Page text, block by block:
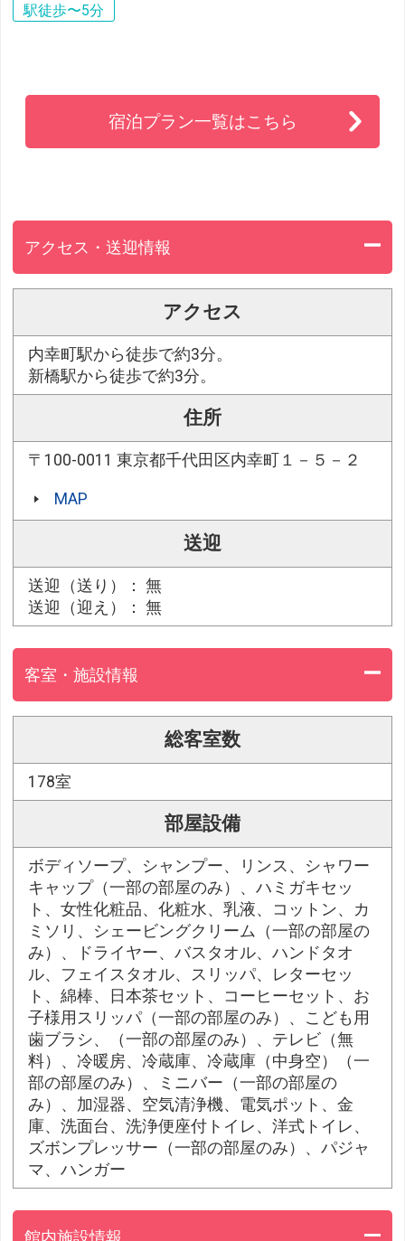
駅徒歩〜5分
宿泊プラン一覧はこちら
アクセス・送迎情報
アクセス
内幸町駅から徒歩で約3分。
新橋駅から徒歩で約3分。
住所
〒100-0011 東京都千代田区内幸町１－５－２
MAP
送迎
送迎（送り）： 無
送迎（迎え）： 無
客室・施設情報
総客室数
178室
部屋設備
ボディソープ、シャンプー、リンス、シャワー
キャップ（一部の部屋のみ）、ハミガキセッ
ト、女性化粧品、化粧水、乳液、コットン、カ
ミソリ、シェービングクリーム（一部の部屋の
み）、ドライヤー、バスタオル、ハンドタオ
ル、フェイスタオル、スリッパ、レターセッ
ト、綿棒、日本茶セット、コーヒーセット、お
子様用スリッパ（一部の部屋のみ）、こども用
歯ブラシ、（一部の部屋のみ）、テレビ（無
料）、冷暖房、冷蔵庫、冷蔵庫（中身空）（一
部の部屋のみ）、ミニバー（一部の部屋の
み）、加湿器、空気清浄機、電気ポット、金
庫、洗面台、洗浄便座付トイレ、洋式トイレ、
ズボンプレッサー（一部の部屋のみ）、パジャ
マ、ハンガー
館内施設情報